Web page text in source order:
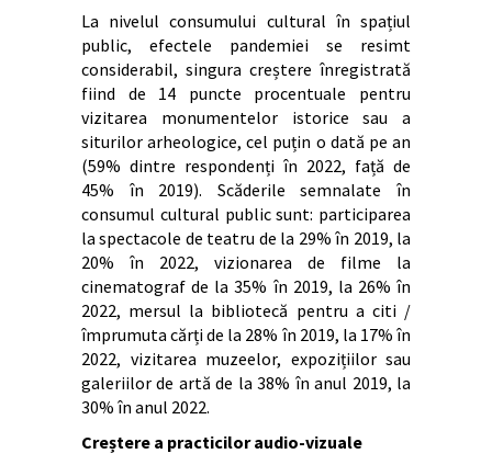
La nivelul consumului cultural în spațiul
public, efectele pandemiei se resimt
considerabil, singura creștere înregistrată
fiind de 14 puncte procentuale pentru
vizitarea monumentelor istorice sau a
siturilor arheologice, cel puțin o dată pe an
(59% dintre respondenți în 2022, față de
45% în 2019). Scăderile semnalate în
consumul cultural public sunt: participarea
la spectacole de teatru de la 29% în 2019, la
20% în 2022, vizionarea de filme la
cinematograf de la 35% în 2019, la 26% în
2022, mersul la bibliotecă pentru a citi /
împrumuta cărți de la 28% în 2019, la 17% în
2022, vizitarea muzeelor, expozițiilor sau
galeriilor de artă de la 38% în anul 2019, la
30% în anul 2022.
Creștere a practicilor audio-vizuale